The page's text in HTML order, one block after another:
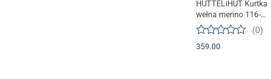
HUTTELiHUT Kurtka
wełna merino 116-
140 | Mahogany
Rose
(0)
359.00